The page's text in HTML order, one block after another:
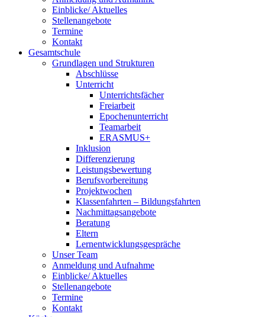
Einblicke/ Aktuelles
Stellenangebote
Termine
Kontakt
Gesamtschule
Grundlagen und Strukturen
Abschlüsse
Unterricht
Unterrichtsfächer
Freiarbeit
Epochenunterricht
Teamarbeit
ERASMUS+
Inklusion
Differenzierung
Leistungsbewertung
Berufsvorbereitung
Projektwochen
Klassenfahrten – Bildungsfahrten
Nachmittagsangebote
Beratung
Eltern
Lernentwicklungsgespräche
Unser Team
Anmeldung und Aufnahme
Einblicke/ Aktuelles
Stellenangebote
Termine
Kontakt